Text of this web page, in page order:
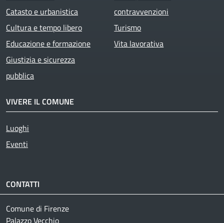
Catasto e urbanistica
Cultura e tempo libero
Educazione e formazione
Giustizia e sicurezza
pubblica
contravvenzioni
Turismo
Vita lavorativa
VIVERE IL COMUNE
Luoghi
Eventi
CONTATTI
Comune di Firenze
Palazzo Vecchio